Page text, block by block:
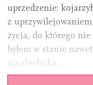
uprzedzenie:
z
życia, do którego nie
byłem w stanie
niezbędnika, …